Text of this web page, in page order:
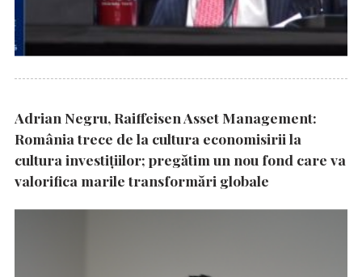
Adrian Negru, Raiffeisen Asset Management:
România trece de la cultura economisirii la
cultura investițiilor; pregătim un nou fond care va
valorifica marile transformări globale